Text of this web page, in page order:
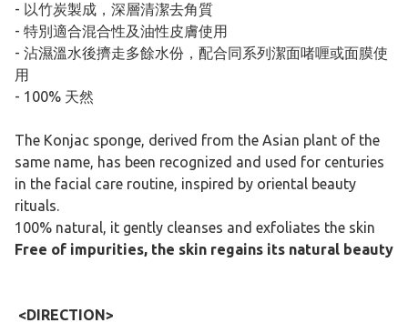
- 以竹炭製成，深層清潔去角質
- 特別適合混合性及油性皮膚使用
- 沾濕溫水後擠走多餘水份，配合同系列潔面啫喱或面膜使
用
- 100% 天然
The Konjac sponge, derived from the Asian plant of the
same name, has been recognized and used for centuries
in the facial care routine, inspired by oriental beauty
rituals.
100% natural, it gently cleanses and exfoliates the skin
Free of impurities, the skin regains its natural beauty
<DIRECTION>